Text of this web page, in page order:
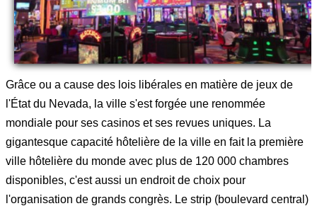
Grâce ou a cause des lois libérales en matière de jeux de
l'État du Nevada, la ville s'est forgée une renommée
mondiale pour ses casinos et ses revues uniques. La
gigantesque capacité hôtelière de la ville en fait la première
ville hôtelière du monde avec plus de 120 000 chambres
disponibles, c'est aussi un endroit de choix pour
l'organisation de grands congrès. Le strip (boulevard central)